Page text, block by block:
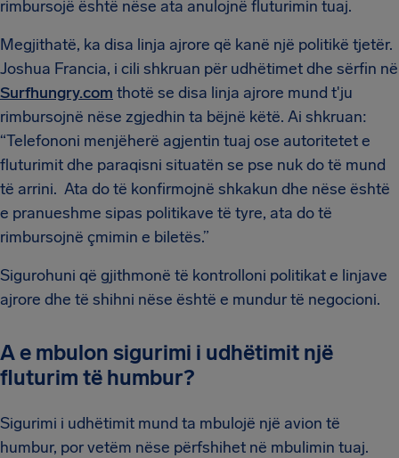
rimbursojë është nëse ata anulojnë fluturimin tuaj.
Megjithatë, ka disa linja ajrore që kanë një politikë tjetër.
Joshua Francia, i cili shkruan për udhëtimet dhe sërfin në
Surfhungry.com thotë se disa linja ajrore mund t'ju
rimbursojnë nëse zgjedhin ta bëjnë këtë. Ai shkruan:
“Telefononi menjëherë agjentin tuaj ose autoritetet e
fluturimit dhe paraqisni situatën se pse nuk do të mund
të arrini. Ata do të konfirmojnë shkakun dhe nëse është
e pranueshme sipas politikave të tyre, ata do të
rimbursojnë çmimin e biletës.”
Sigurohuni që gjithmonë të kontrolloni politikat e linjave
ajrore dhe të shihni nëse është e mundur të negocioni.
A e mbulon sigurimi i udhëtimit një
fluturim të humbur?
Sigurimi i udhëtimit mund ta mbulojë një avion të
humbur, por vetëm nëse përfshihet në mbulimin tuaj.